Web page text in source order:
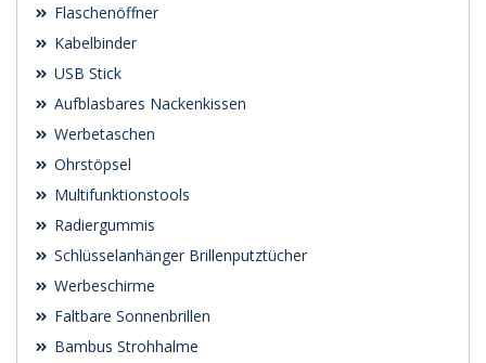
Flaschenöffner
Kabelbinder
USB Stick
Aufblasbares Nackenkissen
Werbetaschen
Ohrstöpsel
Multifunktionstools
Radiergummis
Schlüsselanhänger Brillenputztücher
Werbeschirme
Faltbare Sonnenbrillen
Bambus Strohhalme